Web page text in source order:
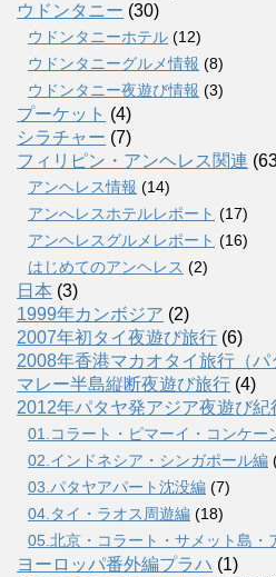
ウドンタニー (30)
ウドンタニーホテル (12)
ウドンタニーグルメ情報 (8)
ウドンタニー夜遊び情報 (3)
プーケット (4)
シラチャー (7)
フィリピン・アンヘレス関連
アンヘレス情報 (14)
アンへレスホテルレポート (17)
アンヘレスグルメレポート (16)
はじめてのアンヘレス (2)
日本 (3)
1999年カンボジア (2)
2007年初タイ夜遊び旅行 (6)
2008年香港マカオタイ旅行（パ
マレー半島縦断夜遊び旅行 (4)
2012年パタヤ発アジア夜遊び紀
01.コラート・ピマーイ・コンケー
02.インドネシア・シンガポール編
03.パタヤアパート沈没編 (7)
04.タイ・ラオス周遊編 (18)
05.北京・コラート・サメット島・
ヨーロッパ番外編プラハ (1)